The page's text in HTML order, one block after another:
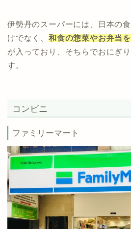
伊勢丹のスーパーには、日本の
けでなく、 和食の惣菜やお弁当
が入っており、そちらでおにぎ
す。
コンビニ
ファミリーマート